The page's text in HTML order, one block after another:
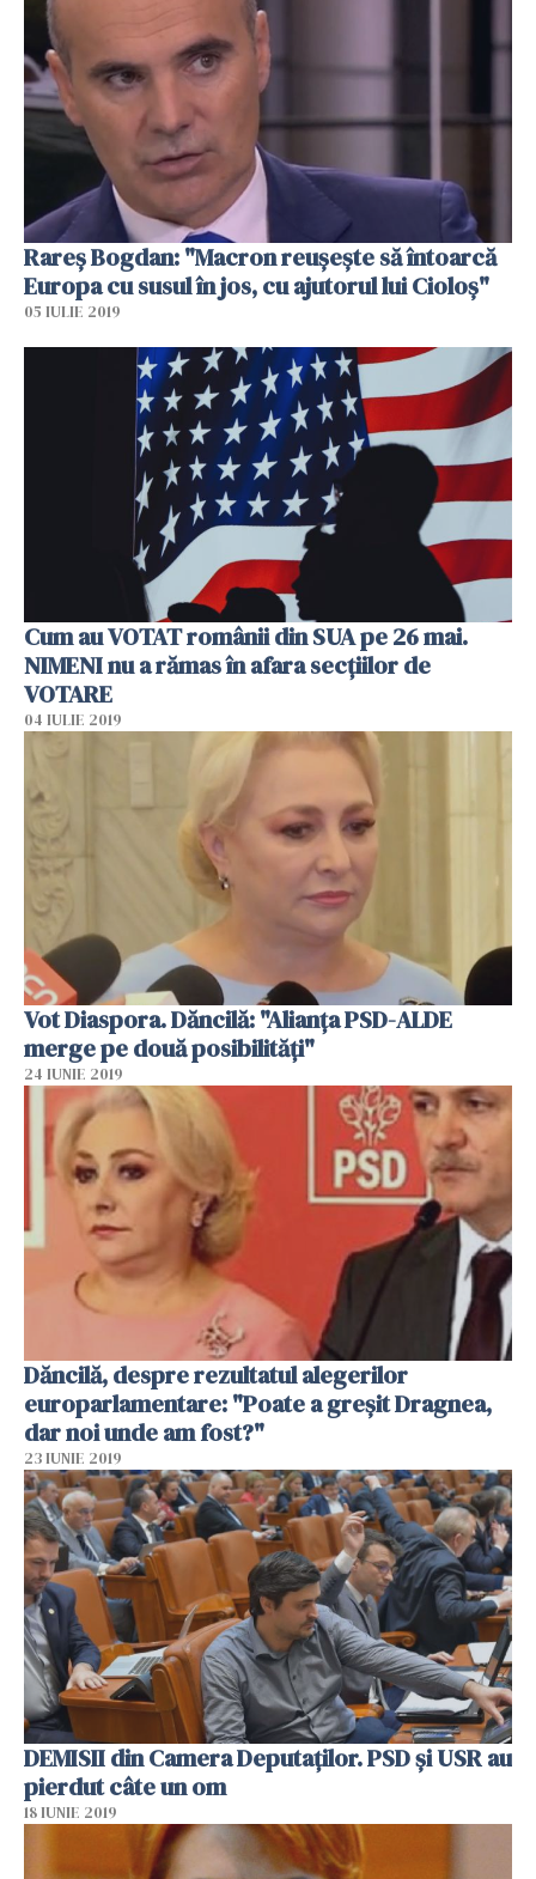
Rareş Bogdan: "Macron reuşeşte să întoarcă
Europa cu susul în jos, cu ajutorul lui Cioloş"
05 IULIE 2019
Cum au VOTAT românii din SUA pe 26 mai.
NIMENI nu a rămas în afara secţiilor de
VOTARE
04 IULIE 2019
Vot Diaspora. Dăncilă: "Alianţa PSD-ALDE
merge pe două posibilităţi"
24 IUNIE 2019
Dăncilă, despre rezultatul alegerilor
europarlamentare: "Poate a greşit Dragnea,
dar noi unde am fost?"
23 IUNIE 2019
DEMISII din Camera Deputaţilor. PSD şi USR au
pierdut câte un om
18 IUNIE 2019